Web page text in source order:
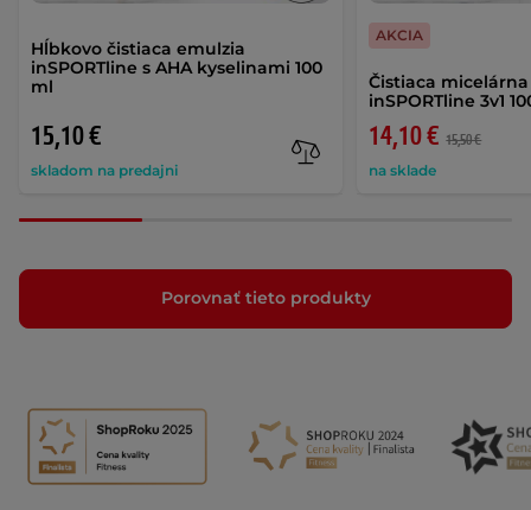
Hĺbkovo čistiaca emulzia
inSPORTline s AHA kyselinami 100
ml
15,10 €
skladom na predajni
Čistiaca
inSPORTline 3v1
14,10 € 15,50 €
na sklade
AKCIA
Porovnať tieto produkty